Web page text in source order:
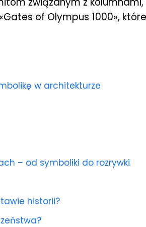
of Olympus 1000», które
w architekturze
– od symboliki do rozrywki
historii?